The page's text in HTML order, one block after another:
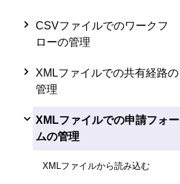
CSVファイルでのワークフ
ローの管理
XMLファイルでの共有経路の
管理
XMLファイルでの申請フォー
ムの管理
XMLファイルから読み込む